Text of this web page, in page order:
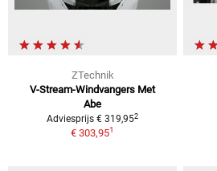
ZTechnik
V-Stream-Windvangers Met
Abe
Adviesprijs € 319,952
€ 303,951